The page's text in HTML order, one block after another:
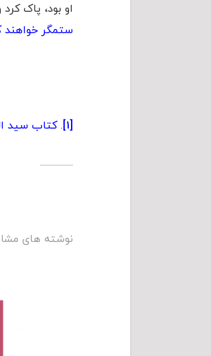
او بود، پاک
ستمگر
[۱] . کتاب سيد المرسلين
نوشته های